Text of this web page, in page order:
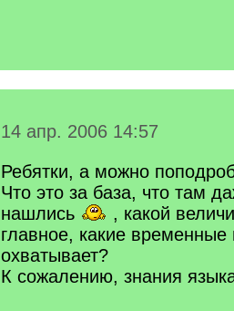
14 апр. 2006 14:57
Ребятки, а можно
Что это за база, что там
нашлись
, какой
главное, какие временные
охватывает?
К сожалению, знания